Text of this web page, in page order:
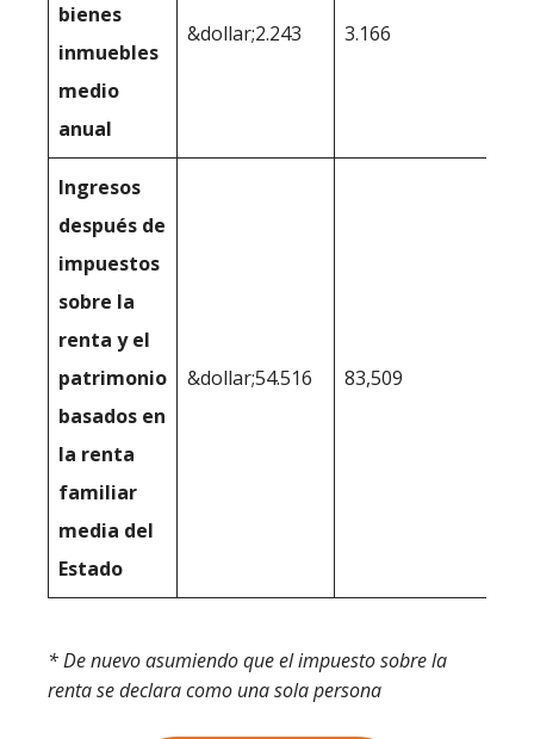
bienes
inmuebles
medio
anual
&dollar;2.243 3.166
Ingresos
después de
impuestos
sobre la
renta y el
patrimonio
basados en
la renta
familiar
media del
Estado
&dollar;54.516 83,509
* De nuevo asumiendo que el impuesto sobre la
renta se declara como una sola persona